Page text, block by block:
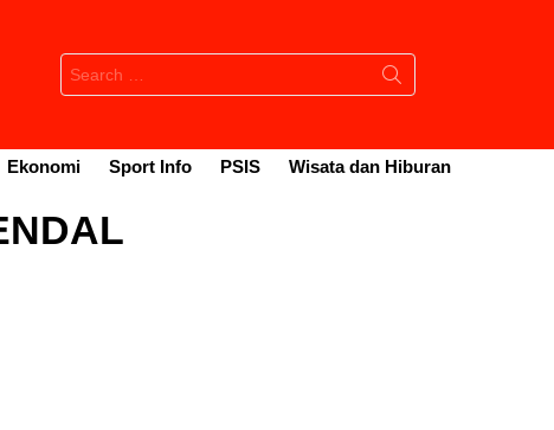
Search
for:
Ekonomi Sport Info PSIS Wisata dan Hiburan